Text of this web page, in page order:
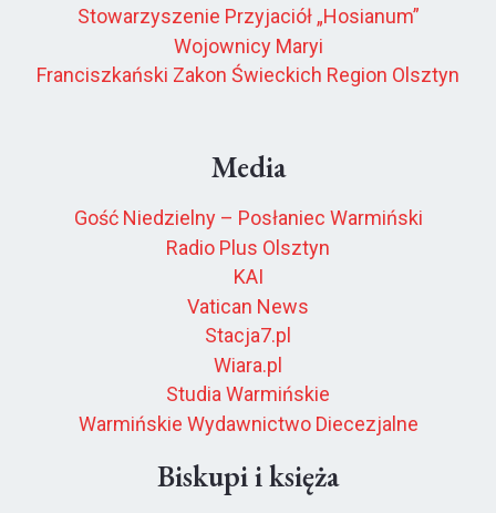
Stowarzyszenie Przyjaciół „Hosianum”
Wojownicy Maryi
Franciszkański Zakon Świeckich Region Olsztyn
Media
Gość Niedzielny – Posłaniec Warmiński
Radio Plus Olsztyn
KAI
Vatican News
Stacja7.pl
Wiara.pl
Studia Warmińskie
Warmińskie Wydawnictwo Diecezjalne
Biskupi i księża